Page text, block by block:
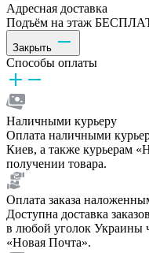
Адресная доставка
Подъём на этаж
Закрыть
Способы оплаты
Наличными курьеру
Оплата наличными
Киев, а также курьерам
получении товара.
Оплата заказа
Доступна доставка
в любой уголок Украины
«Новая Почта».